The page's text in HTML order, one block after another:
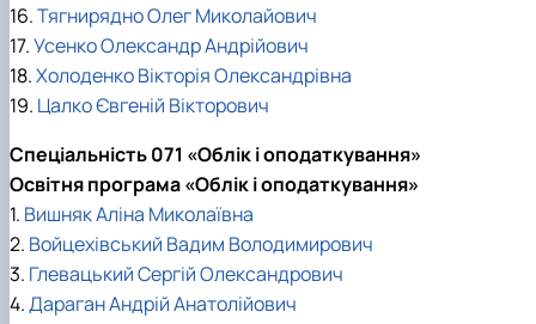
16.Тягнирядно Олег Миколайович
17.Усенко Олександр Андрійович
18.Холоденко Вікторія Олександрівна
19. Цалко Євгеній Вікторович
Спеціальність 071 «Облік і оподаткування»
Освітня програма «Облік і оподаткування»
1. Вишняк Аліна Миколаївна
2. Войцехівський Вадим Володимирович
3. Глевацький Сергій Олександрович
4.Дараган Андрій Анатолійович